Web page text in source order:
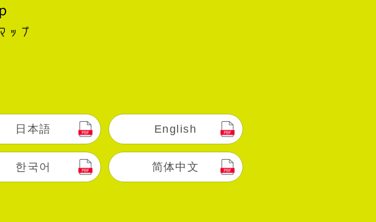
日本語 English
한국어 简体中文